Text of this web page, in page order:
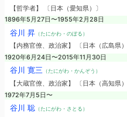
【哲学者】 〔日本（愛知県）〕
1896年5月27日〜1955年2月28日
谷川 昇（たにかわ・のぼる）
【内務官僚、政治家】 〔日本（広島県）
1920年6月24日〜2015年11月30日
谷川 寛三 （たにがわ・かんぞう）
【大蔵官僚、政治家】 〔日本（高知県）
1972年7月5日〜
谷川 聡（たにがわ・さとる）